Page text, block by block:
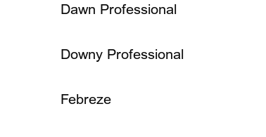
Dawn Professional
Downy Professional
Febreze